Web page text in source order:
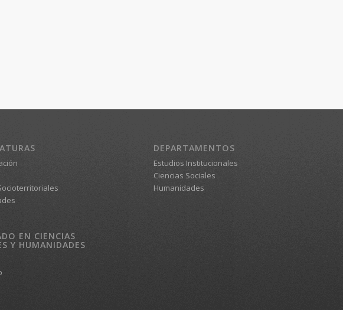
EN CIENCIAS
Y HUMANIDADES
DEPARTAMENTOS
Estudios Institucionales
Ciencias Sociales
Humanidades